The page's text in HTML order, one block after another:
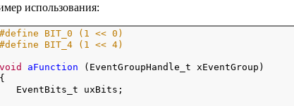
использования:
BIT_0 (1 << 0)
BIT_4 (1 << 4)
aFunction (EventGroupHandle_t xEventGroup)